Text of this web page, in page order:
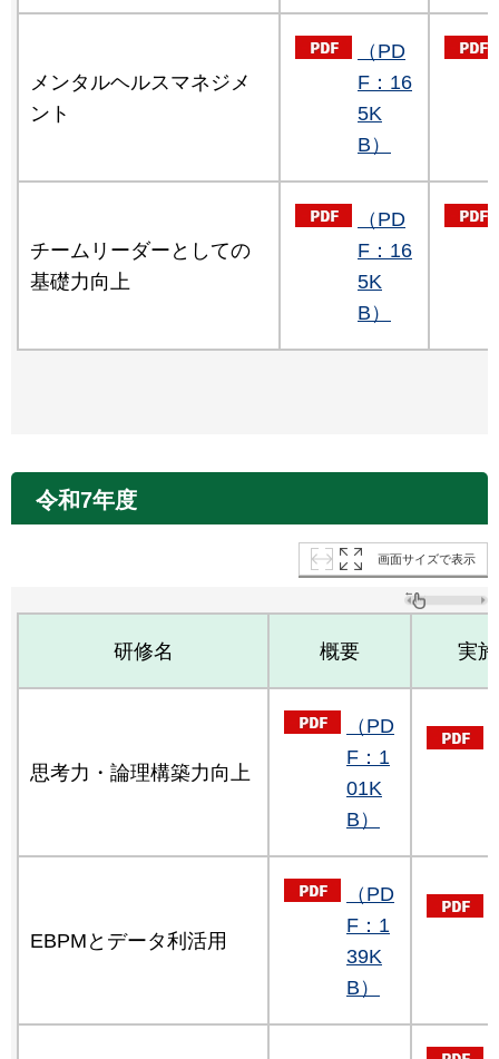
メンタルヘルスマネジメ
ント
（PD
F：16
5K
B）
チームリーダーとしての
基礎力向上
（PD
F：16
5K
B）
令和7年度
画面サイズで表示
研修名 概要 実
思考力・論理構築力向上
（PD
F：1
01K
B）
EBPMとデータ利活用
（PD
F：1
39K
B）